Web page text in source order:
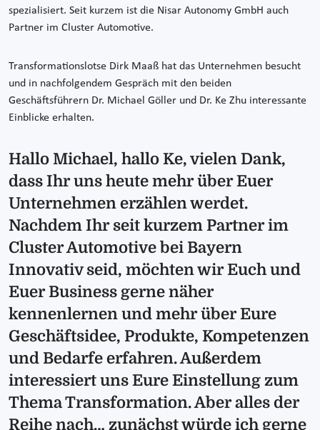
spezialisiert. Seit kurzem ist die Nisar Autonomy GmbH auch
Partner im Cluster Automotive.
Transformationslotse Dirk Maaß hat das Unternehmen besucht
und in nachfolgendem Gespräch mit den beiden
Geschäftsführern Dr. Michael Göller und Dr. Ke Zhu interessante
Einblicke erhalten.
Hallo Michael, hallo Ke, vielen Dank,
dass Ihr uns heute mehr über Euer
Unternehmen erzählen werdet.
Nachdem Ihr seit kurzem Partner im
Cluster Automotive bei Bayern
Innovativ seid, möchten wir Euch und
Euer Business gerne näher
kennenlernen und mehr über Eure
Geschäftsidee, Produkte, Kompetenzen
und Bedarfe erfahren. Außerdem
interessiert uns Eure Einstellung zum
Thema Transformation. Aber alles der
Reihe nach… zunächst würde ich gerne